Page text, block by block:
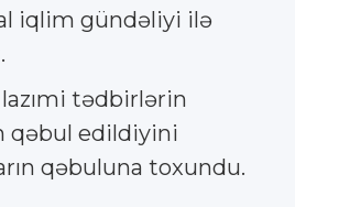
iqlim gündəliyi ilə
lazımi tədbirlərin
qəbul edildiyini
qəbuluna toxundu.